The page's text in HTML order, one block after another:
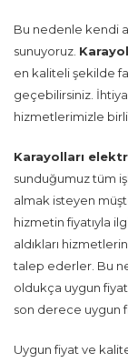
Bu nedenle kendi
sunuyoruz.
en kaliteli şekilde
geçebilirsiniz.
hizmetlerimizle
Karayolları
sunduğumuz tüm
almak isteyen
hizmetin fiyatıyla
aldıkları
talep ederler. Bu
oldukça uygun
son derece uygun
Uygun fiyat ve